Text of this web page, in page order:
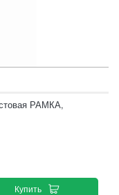
РАМКА,
Купить